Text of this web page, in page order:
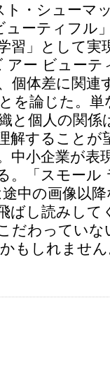
・シューマ
ーティフル
習」として実
アー ビューテ
個体差に関連
を論じた。
と個人の関係
解することが
中小企業が表
。「スモール
中の画像以
ばし読みして
だわってい
もしれませ